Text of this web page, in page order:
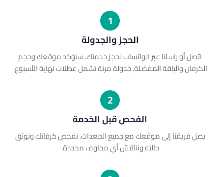
1
الحجز والجدولة
اتصل أو راسلنا عبر الواتساب لحجز خدمتك. سنؤكد موقعك وحجم
الكرفان والباقة المفضلة. جدولة مرنة تشمل عطلات نهاية الأسبوع.
2
الفحص قبل الخدمة
يصل فريقنا إلى موقعك مع جميع المعدات. نفحص كرفانك ونوثق
حالته ونناقش أي مخاوف محددة.